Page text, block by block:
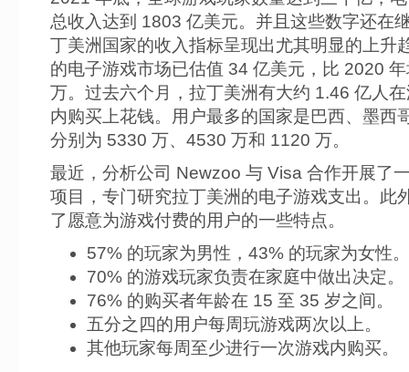
总收入达到 1803 亿美元。并且这些数字还在
丁美洲国家的收入指标呈现出尤其明显的上升
的电子游戏市场已估值 34 亿美元，比 2020
万。过去六个月，拉丁美洲有大约 1.46 亿人
内购买上花钱。用户最多的国家是巴西、墨西
分别为 5330 万、4530 万和 1120 万。
最近，分析公司 Newzoo 与 Visa 合作开展了
项目，专门研究拉丁美洲的电子游戏支出。此
了愿意为游戏付费的用户的一些特点。
57% 的玩家为男性，43% 的玩家为女性。
70% 的游戏玩家负责在家庭中做出决定。
76% 的购买者年龄在 15 至 35 岁之间。
五分之四的用户每周玩游戏两次以上。
其他玩家每周至少进行一次游戏内购买。